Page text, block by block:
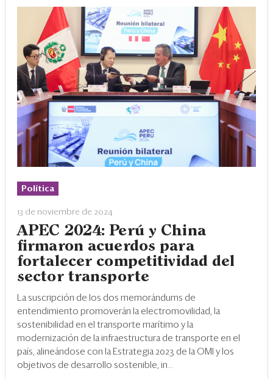
Política
13 de noviembre de 2024
APEC 2024: Perú y China
firmaron acuerdos para
fortalecer competitividad del
sector transporte
La suscripción de los dos memorándums de
entendimiento promoverán la electromovilidad, la
sostenibilidad en el transporte marítimo y la
modernización de la infraestructura de transporte en el
país, alineándose con la Estrategia 2023 de la OMI y los
objetivos de desarrollo sostenible, in...